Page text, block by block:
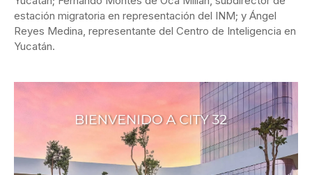
estación migratoria en representación del INM; y Ángel
Reyes Medina, representante del Centro de Inteligencia en
Yucatán.